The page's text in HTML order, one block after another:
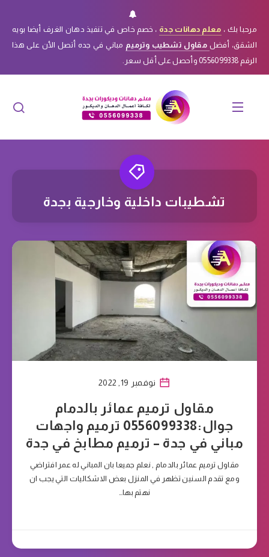
مرحبا بك ، معلم دهانات جدة ، خصم خاص في تنفيذ دهان الغرف أيضا بويه
الشقق، أفضل مقاول تشطيب وترميم مباني في جده أتصل الأن على هذا
الرقم 0556099338 وأحصل على أقل سعر.
تشطيبات داخلية وخارجية بجدة
نوفمبر 19, 2022
مقاول ترميم عمائر بالدمام
جوال:0556099338 ترميم واجهات
مباني في جدة – ترميم مطابخ في جدة
مقاول ترميم عمائر بالدمام , نعلم جميعا بان المباني له عمر افتراضي
ومع تقدم السنين تظهر في المنزل بعض الاشكاليات التي يجب ان
نهتم بها…